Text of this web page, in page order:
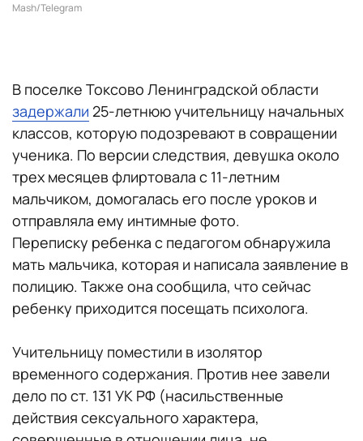
Mash/Telegram
В поселке Токсово Ленинградской области
задержали 25-летнюю учительницу начальных
классов, которую подозревают в совращении
ученика. По версии следствия, девушка около
трех месяцев флиртовала с 11-летним
мальчиком, домогалась его после уроков и
отправляла ему интимные фото.
Переписку ребенка с педагогом обнаружила
мать мальчика, которая и написала заявление в
полицию. Также она сообщила, что сейчас
ребенку приходится посещать психолога.
Учительницу поместили в изолятор
временного содержания. Против нее завели
дело по ст. 131 УК РФ (насильственные
действия сексуального характера,